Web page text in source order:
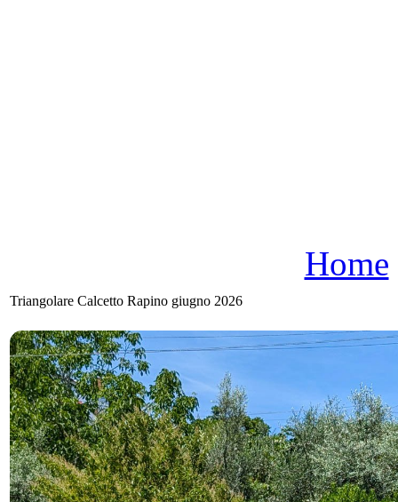
Home
Triangolare Calcetto Rapino giugno 2026